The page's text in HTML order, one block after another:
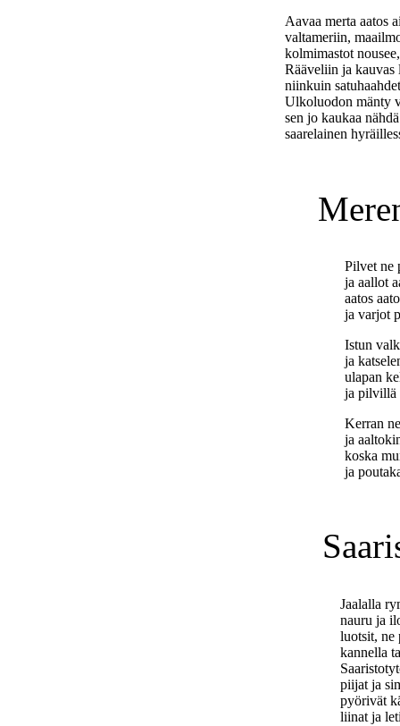
Aavaa merta aatos
valtameriin,
kolmimastot
Rääveliin ja kauvas
niinkuin
Ulkoluodon mänty
sen jo kaukaa
saarelainen
Pilvet ne
ja aallot
aatos
ja varjot
Istun
ja
ulapan
ja pilvillä
Kerran
ja
koska
ja
Jaalalla
nauru ja
luotsit, ne
kannella
piijat ja
pyörivät
liinat ja